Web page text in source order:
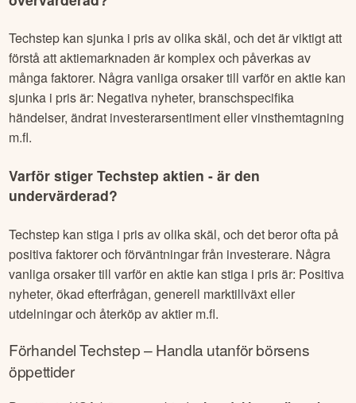
Varför sjunkerTechstepaktien - är den
övervärderad?
Techstepkan sjunka i pris av olika skäl, och det är viktigt att
förstå att aktiemarknaden är komplex och påverkas av
många faktorer. Några vanliga orsaker till varför en aktie kan
händelser, ändrat investerarsentiment eller vinsthemtagning
m.fl.
Varför stigerTechstepaktien - är den
undervärderad?
Techstepkan stiga i pris av olika skäl, och det beror ofta på
positiva faktorer och förväntningar från investerare. Några
nyheter, ökad efterfrågan, generell marktillväxt eller
utdelningar och återköp av aktier m.fl.